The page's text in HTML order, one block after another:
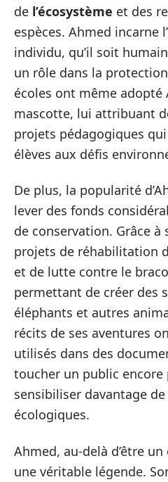
de l’écosystème et des
espèces. Ahmed incarne
individu, qu’il soit
un rôle dans la
écoles ont même adopté
mascotte, lui attribuant
projets pédagogiques
élèves aux défis
De plus, la popularité
lever des fonds
de conservation. Grâce à
projets de réhabilitation
et de lutte contre le
permettant de créer des
éléphants et autres
récits de ses aventures
utilisés dans des
toucher un public encore
sensibiliser davantage
écologiques.
Ahmed, au-delà d’être
une véritable légende.